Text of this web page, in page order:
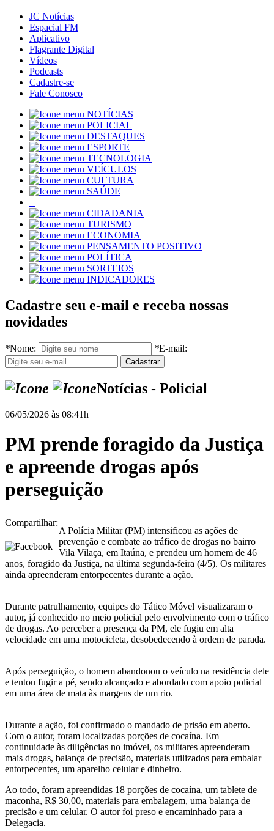
JC Notícias
Espacial FM
Aplicativo
Flagrante Digital
Vídeos
Podcasts
Cadastre-se
Fale Conosco
NOTÍCIAS
POLICIAL
DESTAQUES
ESPORTE
TECNOLOGIA
VEÍCULOS
CULTURA
SAÚDE
+
CIDADANIA
TURISMO
ECONOMIA
PENSAMENTO POSITIVO
POLÍTICA
SORTEIOS
INDICADORES
Cadastre seu e-mail e receba nossas
novidades
*Nome: *E-mail:
Notícias - Policial
06/05/2026 às 08:41h
PM prende foragido da Justiça
e apreende drogas após
perseguição
Compartilhar:
A Polícia Militar (PM) intensificou as ações de
prevenção e combate ao tráfico de drogas no bairro
Vila Vilaça, em Itaúna, e prendeu um homem de 46
anos, foragido da Justiça, na última segunda-feira (4/5). Os militares
ainda apreenderam entorpecentes durante a ação.
Durante patrulhamento, equipes do Tático Móvel visualizaram o
autor, já conhecido no meio policial pelo envolvimento com o tráfico
de drogas. Ao perceber a presença da PM, ele fugiu em alta
velocidade em uma motocicleta, desobedecendo à ordem de parada.
Após perseguição, o homem abandonou o veículo na residência dele
e tentou fugir a pé, sendo alcançado e abordado com apoio policial
em uma área de mata às margens de um rio.
Durante a ação, foi confirmado o mandado de prisão em aberto.
Com o autor, foram localizadas porções de cocaína. Em
continuidade às diligências no imóvel, os militares apreenderam
mais drogas, balança de precisão, materiais utilizados para embalar
entorpecentes, um aparelho celular e dinheiro.
Ao todo, foram apreendidas 18 porções de cocaína, um tablete de
maconha, R$ 30,00, materiais para embalagem, uma balança de
precisão e um celular. O autor foi preso e encaminhado para a
Delegacia.